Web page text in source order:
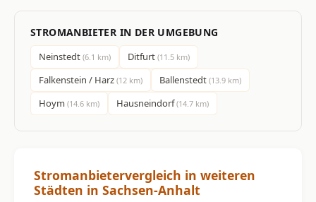
STROMANBIETER IN DER UMGEBUNG
Neinstedt (6.1 km) Ditfurt (11.5 km)
Falkenstein / Harz (12 km) Ballenstedt (13.9 km)
Hoym (14.6 km) Hausneindorf(14.7 km)
Stromanbietervergleich in weiteren
Städten in Sachsen-Anhalt